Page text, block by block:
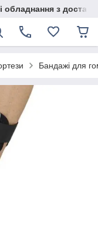
обладнання з
Бандажі для